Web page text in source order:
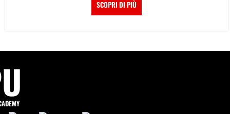
SCOPRI DI PIÙ